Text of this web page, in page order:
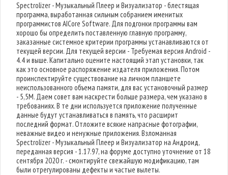
Spectrolizer - Музыкальный Плеер и Визуализатор - блестящая
программа, выработанная сильным собранием именитых
программистов AICore Software. Для подгонки программы вам
хорошо бы определить поставленную главную программу,
заказанные системное критерии программы устанавливаются от
текущей версии. Для текущей версии - Требуемая версия Android -
4.4 и выше. Капитально оцените настоящий этап установки, так
как это основное распоряжение издателя приложения. Потом
проинспектируйте существование на личном планшете
неиспользованного объема памяти, для вас установочный размер
- 5,5M. Даем совет вам наскрести больше размера, чем указано в
требованиях. В те дни используется приложение полученные
данные будут устанавливаться в память, что расширит
последний формат. Отложите всякие напрасные фотографии,
неважные видео и ненужные приложения. Взломанная
Spectrolizer - Музыкальный Плеер и Визуализатор на Андроид,
переданная версия - 1.17.97, на форуме доступно уточнение от 18
сентября 2020 г. - смонтируйте свежайшую модификацию, там
были отрегулированы дефекты и частые вылеты.